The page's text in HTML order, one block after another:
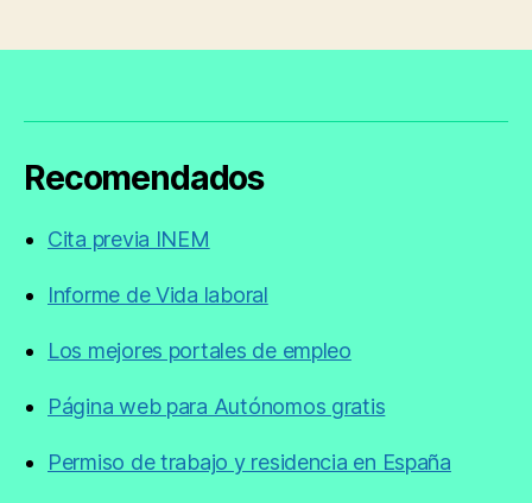
Recomendados
Cita previa INEM
Informe de Vida laboral
Los mejores portales de empleo
Página web para Autónomos gratis
Permiso de trabajo y residencia en España